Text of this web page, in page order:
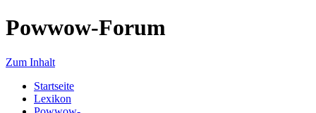
Powwow-Forum
Zum Inhalt
Startseite
Lexikon